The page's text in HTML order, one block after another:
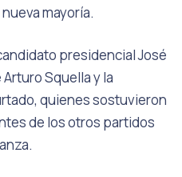
mayoría.
presidencial José
Squella y la
quienes sostuvieron
de los otros partidos